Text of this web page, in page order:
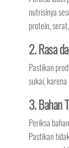
nutrisinya
protein,
2. Rasa
Pastikan
sukai,
3. Bahan
Periksa
Pastikan